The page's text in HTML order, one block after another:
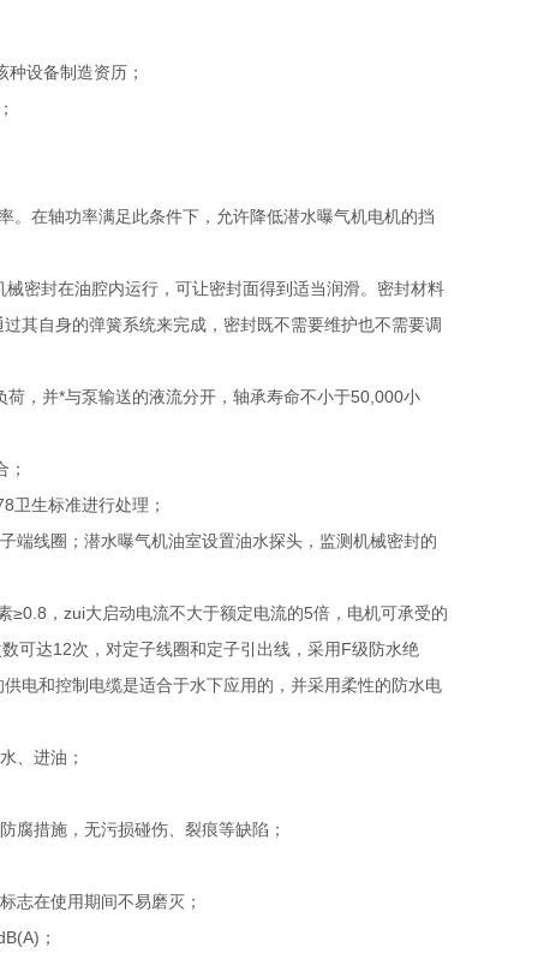
设备制造资历；
在轴功率满足此条件下，允许降低潜水曝气机电机的挡
密封在油腔内运行，可让密封面得到适当润滑。密封材料
其自身的弹簧系统来完成，密封既不需要维护也不需要调
，并*与泵输送的液流分开，轴承寿命不小于50,000小
卫生标准进行处理；
端线圈；潜水曝气机油室设置油水探头，监测机械密封的
，zui大启动电流不大于额定电流的5倍，电机可承受的
可达12次，对定子线圈和定子引出线，采用F级防水绝
电和控制电缆是适合于水下应用的，并采用柔性的防水电
、进油；
腐措施，无污损碰伤、裂痕等缺陷；
志在使用期间不易磨灭；
；